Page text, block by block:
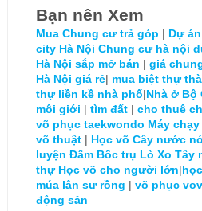
Bạn nên Xem
Mua Chung cư trả góp | Dự
city Hà Nội Chung cư hà nội
Hà Nội sắp mở bán | giá
Hà Nội giá rẻ| mua biệt thự
thự liền kề nhà phố|Nhà ở Bộ
môi giới | tìm đất | cho thuê
võ phục taekwondo Máy chạy
võ thuật| Học võ Cây nước
luyện Đấm Bốc trụ Lò Xo Tây
thự Học võ cho người lớn|
múa lân sư rồng | võ phục
động sản